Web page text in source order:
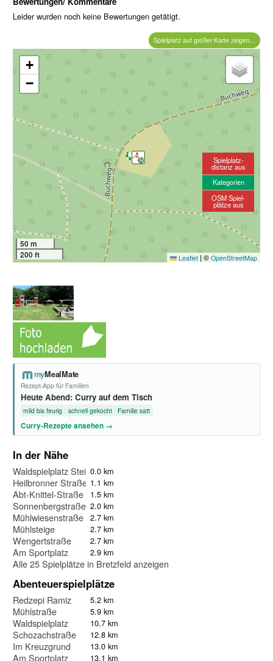
Leider wurden noch keine Bewertungen getätigt.
Spielplatz auf großer Karte zeigen...
+
−
50 m
200 ft
Leaflet |© OpenStreetMap
Spielplatz-
distanz aus
Kategorien
OSM Spiel-
plätze aus
myMealMate
Rezept-App für Familien
Heute Abend: Curry auf dem Tisch
mild bis feurig schnell gekocht Familie satt
Curry-Rezepte ansehen →
In der Nähe
Waldspielplatz Steinerner Tisch
0.0 km
Heilbronner Straße 1.1 km
Abt-Knittel-Straße 1.5 km
Sonnenbergstraße 2.0 km
Mühlwiesenstraße 2.7 km
Mühlsteige 2.7 km
Wengertstraße 2.7 km
Am Sportplatz 2.9 km
Alle 25 Spielplätze in Bretzfeld anzeigen
Abenteuerspielplätze
Redzepi Ramiz 5.2 km
Mühlstraße 5.9 km
Waldspielplatz 10.7 km
Schozachstraße 12.8 km
Im Kreuzgrund 13.0 km
Am Sportplatz 13.1 km